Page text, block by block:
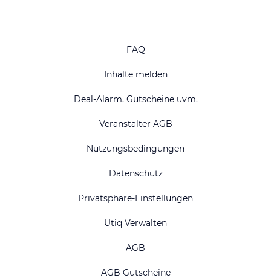
FAQ
Inhalte melden
Deal-Alarm, Gutscheine uvm.
Veranstalter AGB
Nutzungsbedingungen
Datenschutz
Privatsphäre-Einstellungen
Utiq Verwalten
AGB
AGB Gutscheine